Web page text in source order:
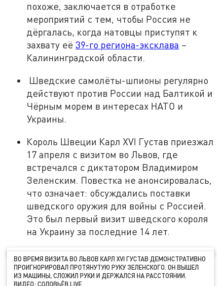
похоже, заключается в отработке
мероприятий с тем, чтобы Россия не
дёргалась, когда натовцы приступят к
захвату её39-го региона-эксклава –
Калининградской области.
Шведские самолёты-шпионы регулярно
действуют против России над Балтикой и
Чёрным морем в интересах НАТО и
Украины.
Король Швеции Карл XVI Густав приезжал
17 апреля с визитом во Львов, где
встречался с диктатором Владимиром
Зеленским. Повестка не анонсировалась,
что означает: обсуждались поставки
шведского оружия для войны с Россией.
Это был первый визит шведского короля
на Украину за последние 14 лет.
ВО ВРЕМЯ ВИЗИТА ВО ЛЬВОВ КАРЛ XVI ГУСТАВ ДЕМОНСТРАТИВНО
ПРОИГНОРИРОВАЛ ПРОТЯНУТУЮ РУКУ ЗЕЛЕНСКОГО. ОН ВЫШЕЛ
ИЗ МАШИНЫ, СЛОЖИЛ РУКИ И ДЕРЖАЛСЯ НА РАССТОЯНИИ.
ВИДЕО: СОЛОВЬЁВ LIVE